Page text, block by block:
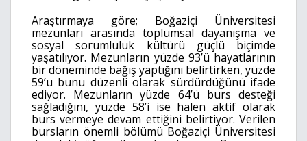
Araştırmaya göre; Boğaziçi Üniversitesi
mezunları arasında toplumsal dayanışma ve
sosyal sorumluluk kültürü güçlü biçimde
yaşatılıyor. Mezunların yüzde 93’ü hayatlarının
bir döneminde bağış yaptığını belirtirken, yüzde
59’u bunu düzenli olarak sürdürdüğünü ifade
ediyor. Mezunların yüzde 64’ü burs desteği
sağladığını, yüzde 58’i ise halen aktif olarak
burs vermeye devam ettiğini belirtiyor. Verilen
bursların önemli bölümü Boğaziçi Üniversitesi